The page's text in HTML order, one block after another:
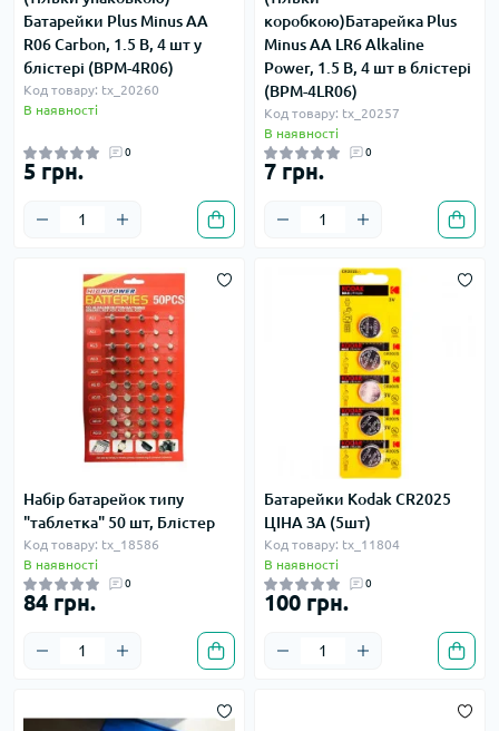
Батарейки Plus Minus AA
R06 Carbon, 1.5 В, 4 шт у
блістері (BPM-4R06)
Код товару: tx_20260
В наявності
0
5 грн.
коробкою)Батарейка Plus
Minus AA LR6 Alkaline
Power, 1.5 В, 4 шт в блістері
(BPM-4LR06)
Код товару: tx_20257
В наявності
0
7 грн.
Набір батарейок типу
"таблетка" 50 шт, Блістер
Код товару: tx_18586
В наявності
0
84 грн.
Батарейки Kodak CR2025
ЦІНА ЗА (5шт)
Код товару: tx_11804
В наявності
0
100 грн.